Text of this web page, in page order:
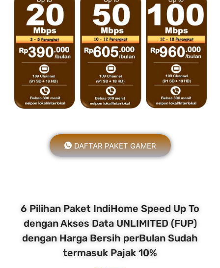
DAFTAR PAKET GAMER
6 Pilihan Paket IndiHome Speed Up To
dengan Akses Data UNLIMITED (FUP)
dengan Harga Bersih perBulan Sudah
termasuk Pajak 10%